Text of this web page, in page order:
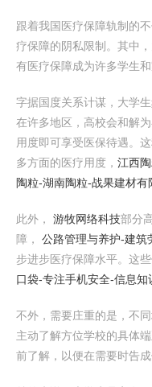
跟着我国医疗保障轨制的
疗保障的阴私限制。其中
有医疗保障成为许多学生和
字据国度关系计谋，大学
在许多地区，高校会和解
用度即可享受医保待遇。
多方面的医疗用度， 江西
陶粒-湖南陶粒-战果建材有
此外， 游牧网络科技部分
障， 公路管理与养护-建筑
步进步医疗保障水平。这
口袋-专注手机安全-信息知
不外，需要庄重的是，不
主动了解方位学校的具体
前了解，以便在需要时告成